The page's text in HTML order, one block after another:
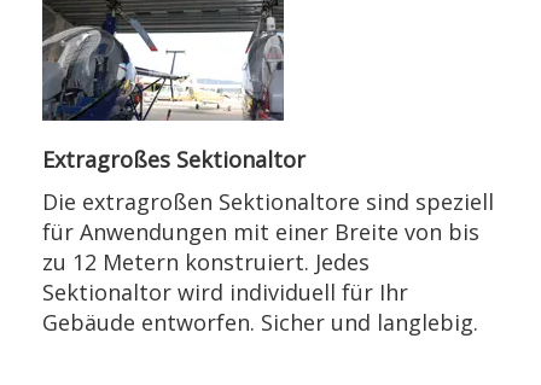
Extragroßes Sektionaltor
Die extragroßen Sektionaltore sind speziell
für Anwendungen mit einer Breite von bis
zu 12 Metern konstruiert. Jedes
Sektionaltor wird individuell für Ihr
Gebäude entworfen. Sicher und langlebig.